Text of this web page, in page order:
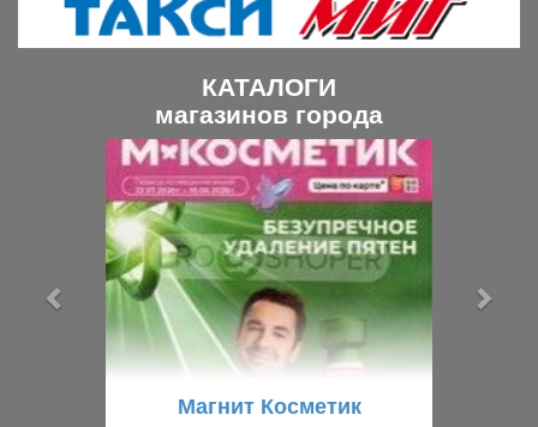
КАТАЛОГИ
магазинов города
Магнит Косметик